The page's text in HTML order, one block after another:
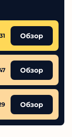
Обзор
Обзор
Обзор